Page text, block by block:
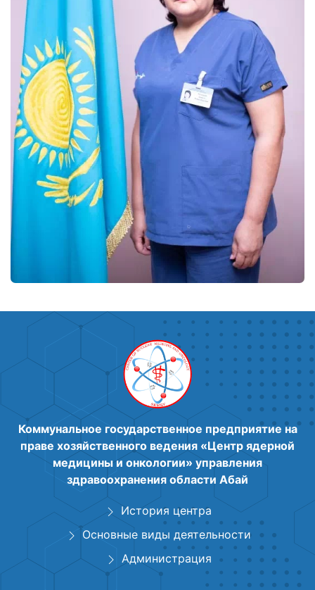
Коммунальное государственное предприятие на
праве хозяйственного ведения «Центр ядерной
медицины и онкологии» управления
здравоохранения области Абай
История центра
Основные виды деятельности
Администрация